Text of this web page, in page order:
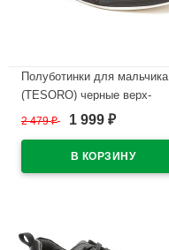
Полуботинки для мальчика
(TESORO) черные верх-
искусственный нубук
артикул 148629/10-02
2 479₽ 1 999 ₽